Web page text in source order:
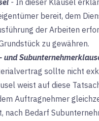
- In dieser Klausel
bereit, dem
der Arbeiten
zu gewähren.
sollte nicht
weist auf diese
Auftragnehmer
nach Bedarf